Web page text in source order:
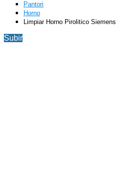
Pantori
Horno
Limpiar Horno Pirolitico Siemens
Subir